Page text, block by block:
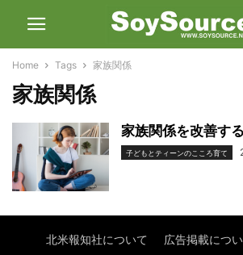
Home Tags 家族関係
家族関係
家族関係を改善す
子どもとティーンのこころ育て
北米報知社について 広告掲載につ